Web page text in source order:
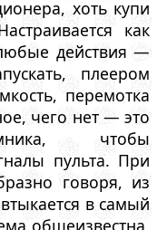
хоть купи
как
действия —
плеером
перемотка
чего нет — это
чтобы
пульта. При
говоря, из
в самый
общеизвестна,